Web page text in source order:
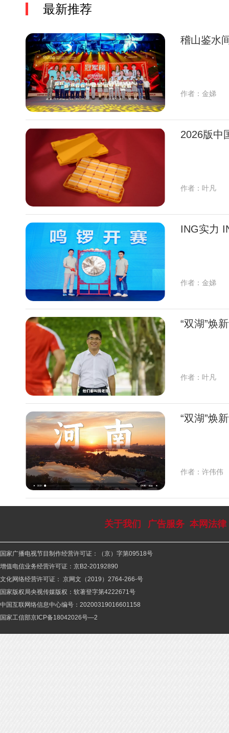
最新推荐
稽山鉴水
作者：金娣
2026版中
作者：叶凡
ING实力
作者：金娣
“双湖”焕
作者：叶凡
“双湖”焕
作者：许伟伟
关于我们 广告服务 本网法律
国家广播电视节目制作经营许可证：（京）字第09518号
增值电信业务经营许可证：京B2-20192890
文化网络经营许可证： 京网文（2019）2764-266-号
国家版权局央视传媒版权：软著登字第4222671号
中国互联网络信息中心编号：20200319016601158
国家工信部京ICP备18042026号—2